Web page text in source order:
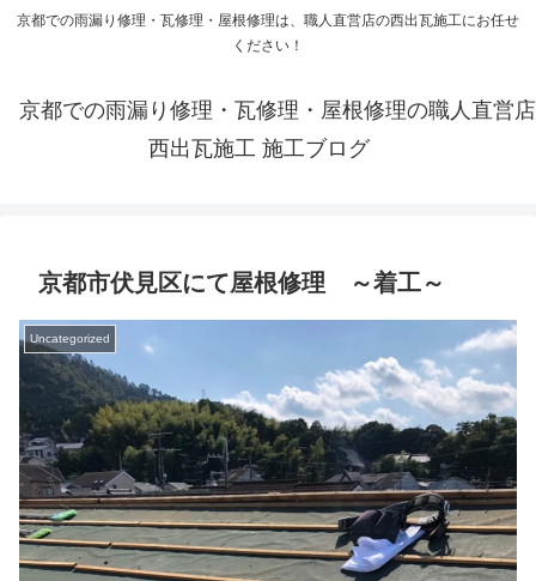
京都での雨漏り修理・瓦修理・屋根修理は、職人直営店の西出瓦施工にお任せ
ください！
京都での雨漏り修理・瓦修理・屋根修理の職人直営店
西出瓦施工 施工ブログ
京都市伏見区にて屋根修理 ～着工～
Uncategorized